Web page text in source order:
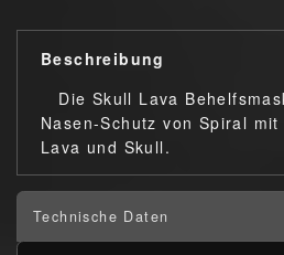
Beschreibung
Die Skull Lava
Nasen-Schutz von Spiral
Lava und Skull.
Technische Daten